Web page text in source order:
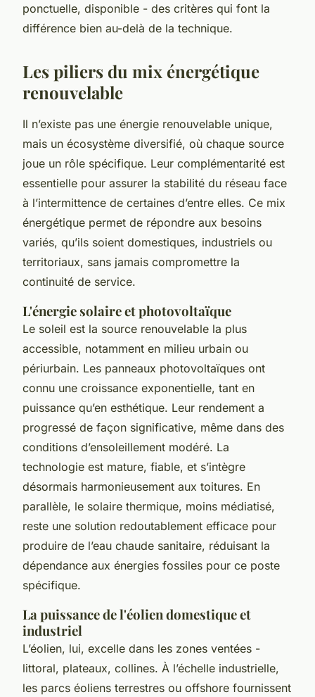
ponctuelle, disponible - des critères qui font la
différence bien au-delà de la technique.
Les piliers du mix énergétique
renouvelable
Il n’existe pas une énergie renouvelable unique,
mais un écosystème diversifié, où chaque source
joue un rôle spécifique. Leur complémentarité est
essentielle pour assurer la stabilité du réseau face
à l’intermittence de certaines d’entre elles. Ce mix
énergétique permet de répondre aux besoins
variés, qu’ils soient domestiques, industriels ou
territoriaux, sans jamais compromettre la
continuité de service.
L'énergie solaire et photovoltaïque
Le soleil est la source renouvelable la plus
accessible, notamment en milieu urbain ou
périurbain. Les panneaux photovoltaïques ont
connu une croissance exponentielle, tant en
puissance qu’en esthétique. Leur rendement a
progressé de façon significative, même dans des
conditions d’ensoleillement modéré. La
technologie est mature, fiable, et s’intègre
désormais harmonieusement aux toitures. En
parallèle, le solaire thermique, moins médiatisé,
reste une solution redoutablement efficace pour
produire de l’eau chaude sanitaire, réduisant la
dépendance aux énergies fossiles pour ce poste
spécifique.
La puissance de l'éolien domestique et
industriel
L’éolien, lui, excelle dans les zones ventées -
littoral, plateaux, collines. À l’échelle industrielle,
les parcs éoliens terrestres ou offshore fournissent